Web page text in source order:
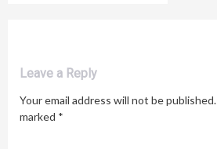
Leave a Reply
Your email address will not be published.
marked *